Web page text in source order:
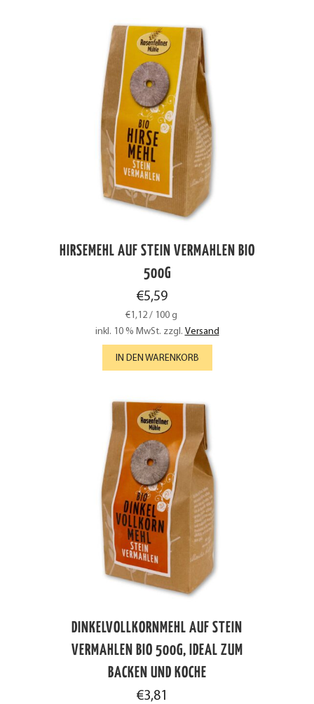
HIRSEMEHL AUF STEIN VERMAHLEN BIO
500G
€5,59
€1,12 / 100 g
inkl. 10 % MwSt. zzgl. Versand
IN DEN WARENKORB
DINKELVOLLKORNMEHL AUF STEIN
VERMAHLEN BIO 500G, IDEAL ZUM
BACKEN UND KOCHE
€3,81